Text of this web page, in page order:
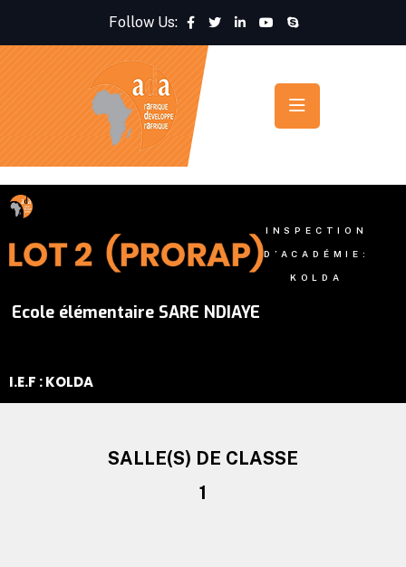
Follow Us:
INSPECTION
D’ACADÉMIE:
KOLDA
Ecole élémentaire SARE NDIAYE
I.E.F : KOLDA
SALLE(S) DE CLASSE
1